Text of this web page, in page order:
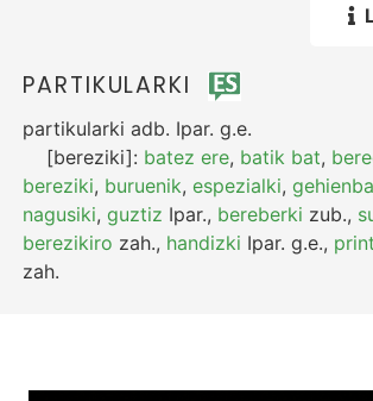
PARTIKULARKI
partikularki adb. Ipar. g.e.
[bereziki]: batez ere, batik bat,
bereziki, buruenik,espezialki,
nagusiki,guztiz Ipar., bereberki zub.,
berezikiro zah., handizki Ipar. g.e.,
zah.